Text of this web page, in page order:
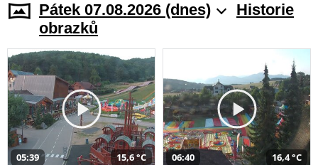
Pátek 07.08.2026 (dnes)
Historie
obrazků
05:39 15,6 °C 06:40 16,4 °C